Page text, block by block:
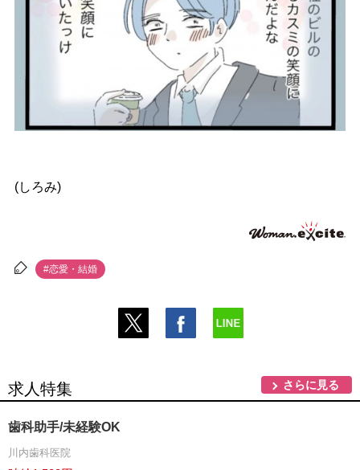
(しろみ)
#恋愛・結婚
求人特集 さらに見る
歯科助手/未経験OK
川内歯科医院